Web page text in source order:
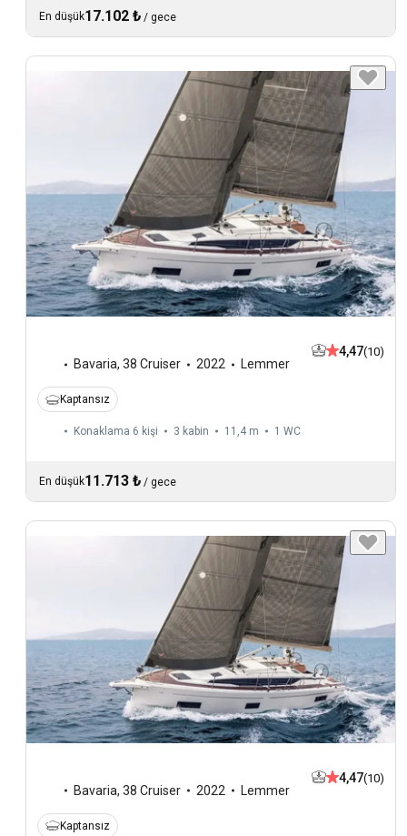
En düşük17.102 ₺ / gece
Bavaria, 38 Cruiser 2022 Lemmer
4,47(10)
Kaptansız
Konaklama 6 kişi 3 kabin 11,4 m 1 WC
En düşük11.713 ₺ / gece
Bavaria, 38 Cruiser 2022 Lemmer
4,47(10)
Kaptansız